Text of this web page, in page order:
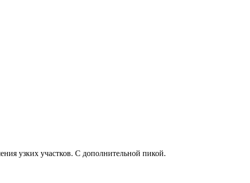
узких участков. С дополнительной пикой.